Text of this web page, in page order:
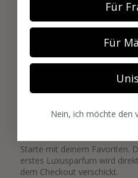
FINDE, WAS DIR
Durchstöbere 600+
leg deine Favoriten direkt in
02
WÄHLE DEINEN
Starte mit deinem Favoriten.
erstes Luxusparfum wird
dem Checkout verschickt.
Für
Für
Nein, ich möchte den